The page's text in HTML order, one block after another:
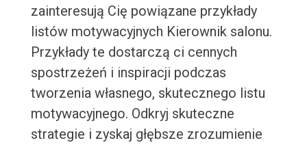
zainteresują Cię powiązane przykłady
listów motywacyjnych Kierownik salonu.
Przykłady te dostarczą ci cennych
spostrzeżeń i inspiracji podczas
tworzenia własnego, skutecznego listu
motywacyjnego. Odkryj skuteczne
strategie i zyskaj głębsze zrozumienie